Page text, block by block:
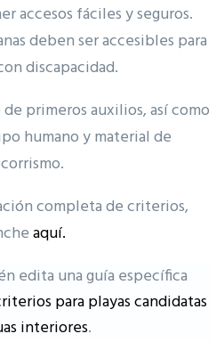
accesos fáciles y seguros.
deben ser accesibles para
discapacidad.
primeros auxilios, así como
humano y material de
completa de criterios,
aquí.
edita una guía específica
para playas candidatas
interiores.